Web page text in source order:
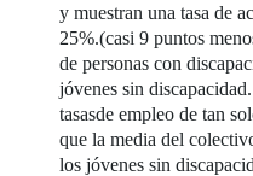
y muestran una tasa de
25%.(casi 9 puntos
de personas con
jóvenes sin
tasasde empleo de tan
que la media del
los jóvenes sin